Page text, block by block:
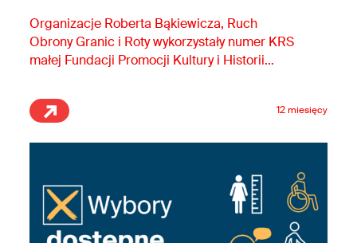
Organizacje Roberta Bąkiewicza, Ruch
Obrony Granic i Roty wykorzystały numer KRS
małej Fundacji Promocji Kultury i Historii
swoją działalność.
12 miesięcy